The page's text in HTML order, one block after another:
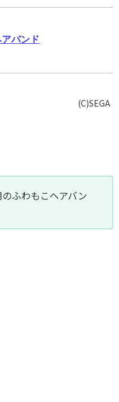
バンド
(C)SEGA
ふわもこヘアバン